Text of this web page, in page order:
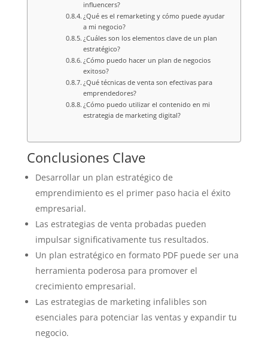
influencers?
¿Qué es el remarketing y cómo puede ayudar
a mi negocio?
¿Cuáles son los elementos clave de un plan
estratégico?
¿Cómo puedo hacer un plan de negocios
exitoso?
¿Qué técnicas de venta son efectivas para
emprendedores?
¿Cómo puedo utilizar el contenido en mi
estrategia de marketing digital?
Conclusiones Clave
Desarrollar un plan estratégico de
emprendimiento es el primer paso hacia el éxito
empresarial.
Las estrategias de venta probadas pueden
impulsar significativamente tus resultados.
Un plan estratégico en formato PDF puede ser una
herramienta poderosa para promover el
crecimiento empresarial.
Las estrategias de marketing infalibles son
esenciales para potenciar las ventas y expandir tu
negocio.